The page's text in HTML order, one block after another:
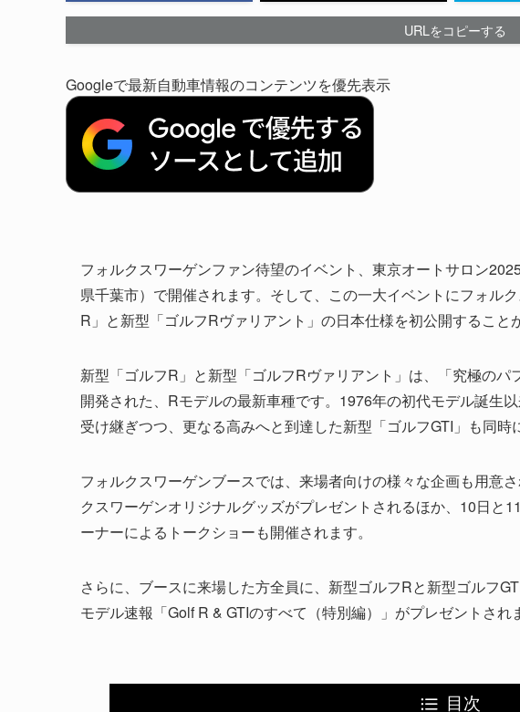
URLをコピーする
Googleで最新自動車情報のコンテンツを優先表示
フォルクスワーゲンファン待望のイベント、東京オートサロン
県千葉市）で開催されます。そして、この一大イベントにフォル
R」と新型「ゴルフRヴァリアント」の日本仕様を初公開すること
新型「ゴルフR」と新型「ゴルフRヴァリアント」は、「究極の
開発された、Rモデルの最新車種です。1976年の初代モデル誕生
受け継ぎつつ、更なる高みへと到達した新型「ゴルフGTI」も同時
フォルクスワーゲンブースでは、来場者向けの様々な企画も用意
クスワーゲンオリジナルグッズがプレゼントされるほか、10日と
ーナーによるトークショーも開催されます。
さらに、ブースに来場した方全員に、新型ゴルフRと新型ゴルフ
モデル速報「Golf R & GTIのすべて（特別編）」がプレゼントされ
目次